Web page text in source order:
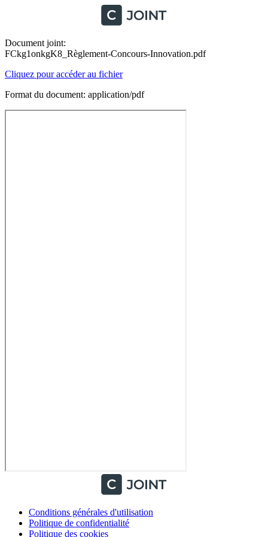
Document joint:
FCkg1onkgK8_Règlement-Concours-Innovation.pdf
Cliquez pour accéder au fichier
Format du document: application/pdf
Conditions générales d'utilisation
Politique de confidentialité
Politique des cookies